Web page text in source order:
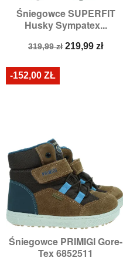
Śniegowce SUPERFIT
Husky Sympatex...
Cena
319,99 zł Cena
219,99 zł
Śniegowce PRIMIGI Gore-
Tex 6852511
-152,00 ZŁ